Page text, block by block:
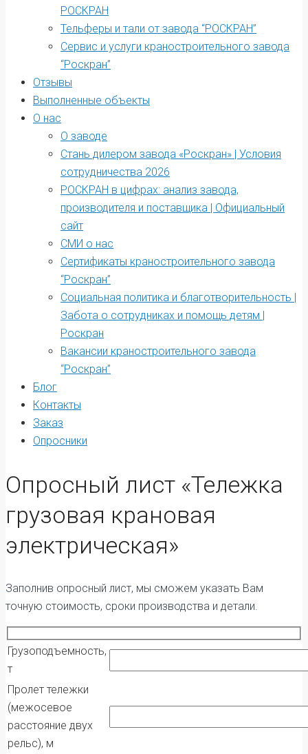
РОСКРАН
Тельферы и тали от завода “РОСКРАН”
Сервис и услуги краностроительного завода
“Роскран”
Отзывы
Выполненные объекты
О нас
О заводе
Стань дилером завода «Роскран» | Условия
сотрудничества 2026
РОСКРАН в цифрах: анализ завода,
производителя и поставщика | Официальный
сайт
СМИ о нас
Сертификаты краностроительного завода
“Роскран”
Социальная политика и благотворительность |
Забота о сотрудниках и помощь детям |
Роскран
Вакансии краностроительного завода
“Роскран”
Блог
Контакты
Заказ
Опросники
Опросный лист «Тележка
грузовая крановая
электрическая»
Заполнив опросный лист, мы сможем указать Вам
точную стоимость, сроки производства и детали.
Грузоподъемность,
т
Пролет тележки
(межосевое
расстояние двух
рельс), м